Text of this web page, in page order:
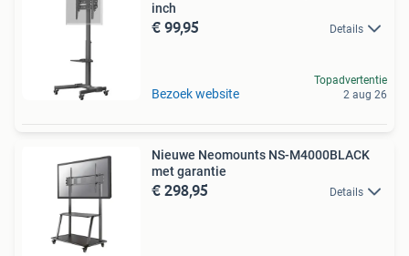
inch
€ 99,95 Details
Bezoek website
Topadvertentie
2 aug 26
Nieuwe Neomounts NS-M4000BLACK
met garantie
€ 298,95 Details